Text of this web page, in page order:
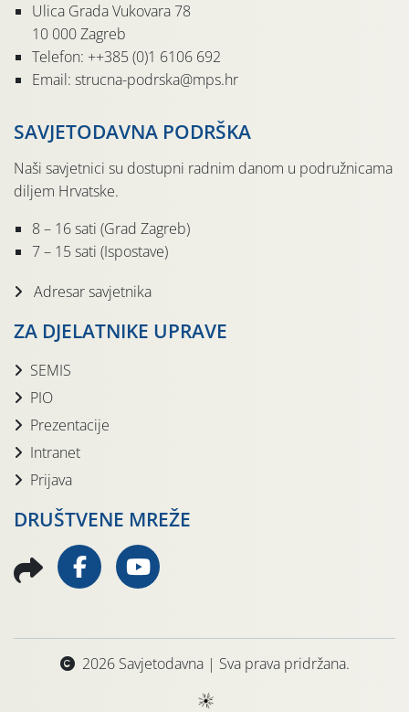
Ulica Grada Vukovara 78
10 000 Zagreb
Telefon: ++385 (0)1 6106 692
Email: strucna-podrska@mps.hr
SAVJETODAVNA PODRŠKA
Naši savjetnici su dostupni radnim danom u podružnicama
diljem Hrvatske.
8 – 16 sati (Grad Zagreb)
7 – 15 sati (Ispostave)
Adresar savjetnika
ZA DJELATNIKE UPRAVE
SEMIS
PIO
Prezentacije
Intranet
Prijava
DRUŠTVENE MREŽE
2026 Savjetodavna | Sva prava pridržana.